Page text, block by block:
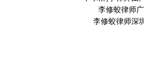
李修蛟律师
李修蛟律师深